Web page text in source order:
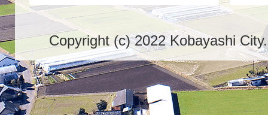
Copyright (c) 2022 Kobayashi